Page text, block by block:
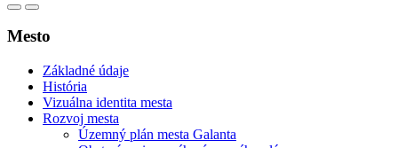
Mesto
Základné údaje
História
Vizuálna identita mesta
Rozvoj mesta
Územný plán mesta Galanta